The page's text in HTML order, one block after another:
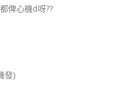
俾心機d呀??
發)